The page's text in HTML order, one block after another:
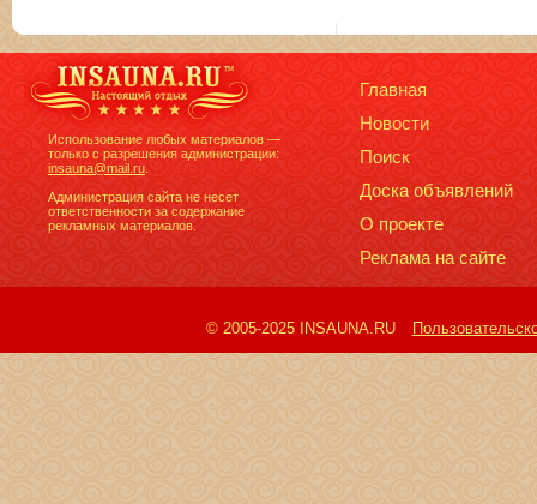
Использование любых материалов —
только с разрешения администрации:
insauna@mail.ru
Администрация сайта не несет
ответственности за содержание
рекламных материалов.
Главная
Новости
Поиск
Доска объявлений
О проекте
Реклама на сайте
© 2005-2025 INSAUNA.RU